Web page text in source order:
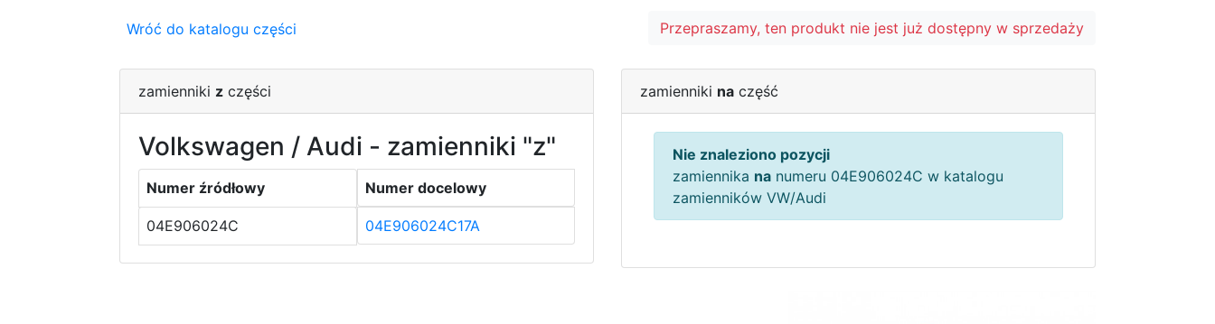
Wróć do katalogu części Przepraszamy, ten produkt nie jest już dostępny w sprzedaży
zamienniki z części
Volkswagen / Audi - zamienniki "z"
Numer źródłowy Numer docelowy
04E906024C 04E906024C17A
zamienniki na część
Nie znaleziono pozycji
zamiennika na numeru 04E906024C w katalogu
zamienników VW/Audi